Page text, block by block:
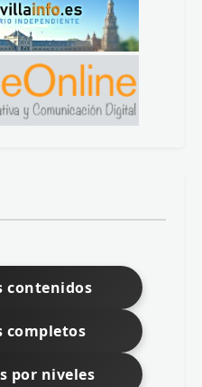
contenidos
completos
por niveles